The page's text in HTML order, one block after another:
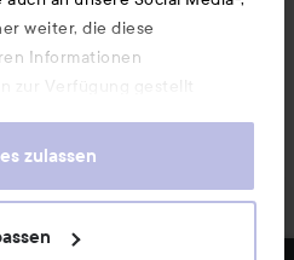
weiter, die diese
Informationen
zur Verfügung gestellt
unsere Website weiterhin
darüber, wie Sie Ihre Cookie-
finden Sie in unseren
zulassen